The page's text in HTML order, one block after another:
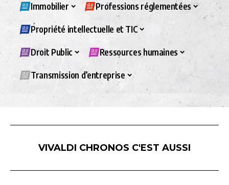
Immobilier Professions réglementées
Propriété intellectuelle et TIC
Droit Public Ressources humaines
Transmission d’entreprise
VIVALDI CHRONOS C'EST AUSSI